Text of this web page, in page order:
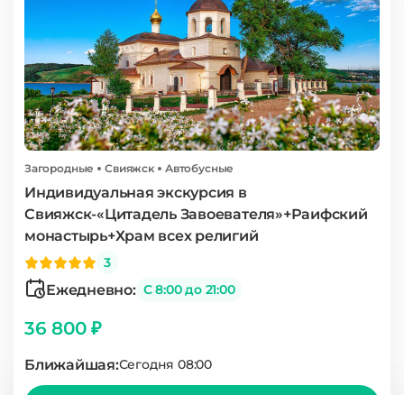
Загородные Свияжск Автобусные
Индивидуальная экскурсия в
Свияжск-«Цитадель Завоевателя»+Раифский
монастырь+Храм всех религий
3
Ежедневно: С 8:00 до 21:00
36 800 ₽
Ближайшая:Сегодня 08:00